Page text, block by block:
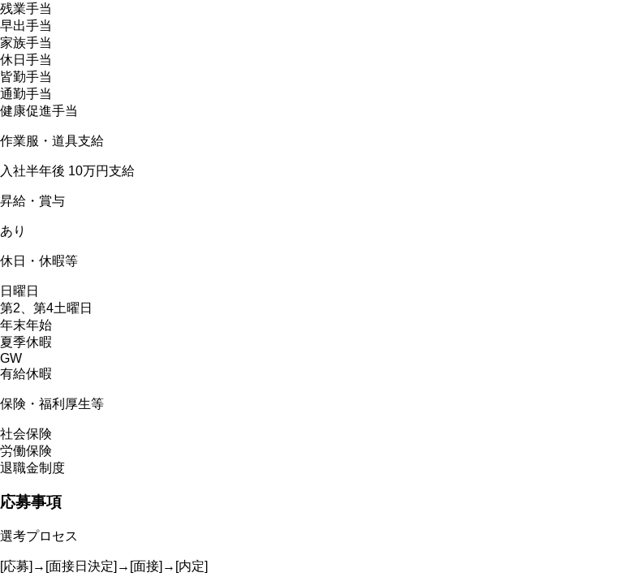
残業手当
早出手当
家族手当
休日手当
皆勤手当
通勤手当
健康促進手当
作業服・道具支給
入社半年後 10万円支給
昇給・賞与
あり
休日・休暇等
日曜日
第2、第4土曜日
年末年始
夏季休暇
GW
有給休暇
保険・福利厚生等
社会保険
労働保険
退職金制度
応募事項
選考プロセス
[応募]→[面接日決定]→[面接]→[内定]